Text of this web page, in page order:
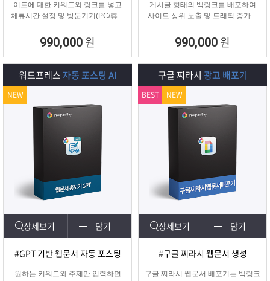
램
문
의
터
페
이
지
트
너
이트에 대한 키워드와 링크를 넣고
체류시간 설정 및 방문기기(PC/휴대
록시) 타입을 선택하여 실제 방문 유
입을 일으키는 효과로 사이트를 활성
화하는 프로그램
990,000 원
게시글 형태의 백링크를 배포하여
사이트 상위 노출 및 트래픽 증가에
990,000 원
워드프레스자동 포스팅 AI
상세보기 담기
#GPT 기반 웹문서 자동 포스팅
원하는 키워드와 주제만 입력하면
NEW
구글 찌라시 광고 배포기
상세보기 담기
#구글 찌라시 웹문서 생성
구글 찌라시 웹문서 배포기는 백링크
BEST NEW